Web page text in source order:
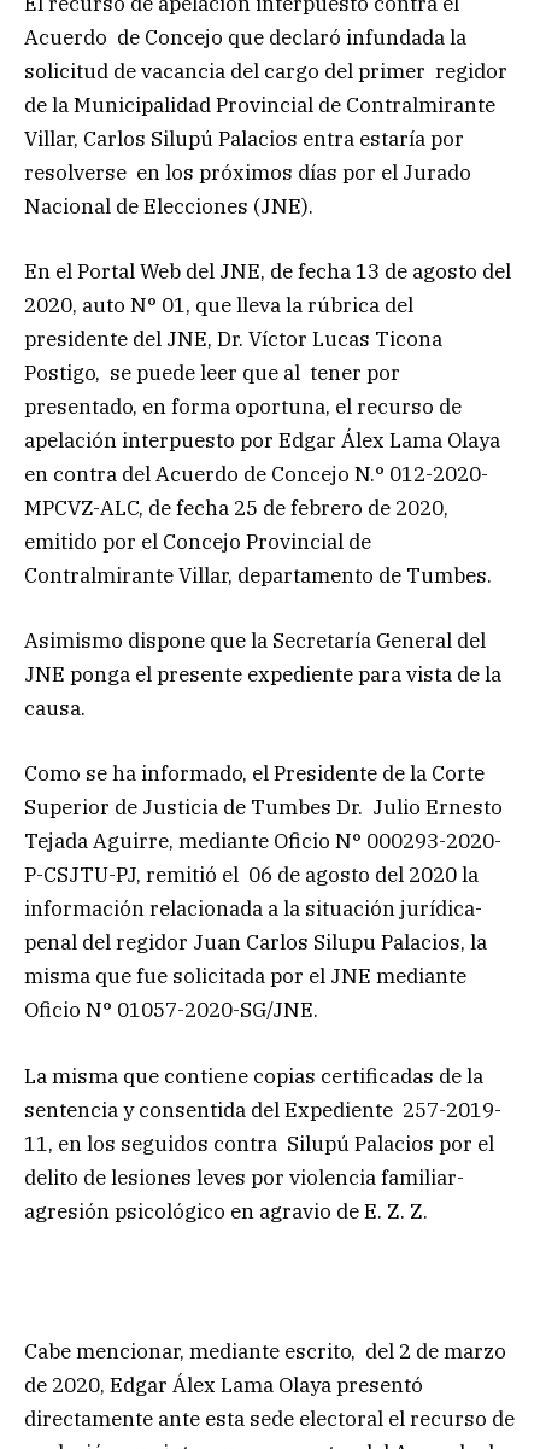
Acuerdo de Concejo que declaró infundada la
solicitud de vacancia del cargo del primer regidor
de la Municipalidad Provincial de Contralmirante
Villar, Carlos Silupú Palacios entra estaría por
resolverse en los próximos días por el Jurado
Nacional de Elecciones (JNE).
En el Portal Web del JNE, de fecha 13 de agosto del
2020, auto N° 01, que lleva la rúbrica del
presidente del JNE, Dr. Víctor Lucas Ticona
Postigo, se puede leer que al tener por
presentado, en forma oportuna, el recurso de
apelación interpuesto por Edgar Álex Lama Olaya
en contra del Acuerdo de Concejo N.° 012-2020-
MPCVZ-ALC, de fecha 25 de febrero de 2020,
emitido por el Concejo Provincial de
Contralmirante Villar, departamento de Tumbes.
Asimismo dispone que la Secretaría General del
JNE ponga el presente expediente para vista de la
causa.
Como se ha informado, el Presidente de la Corte
Superior de Justicia de Tumbes Dr. Julio Ernesto
Tejada Aguirre, mediante Oficio N° 000293-2020-
P-CSJTU-PJ, remitió el 06 de agosto del 2020 la
información relacionada a la situación jurídica-
penal del regidor Juan Carlos Silupu Palacios, la
misma que fue solicitada por el JNE mediante
Oficio N° 01057-2020-SG/JNE.
La misma que contiene copias certificadas de la
sentencia y consentida del Expediente 257-2019-
11, en los seguidos contra Silupú Palacios por el
delito de lesiones leves por violencia familiar-
agresión psicológico en agravio de E. Z. Z.
Cabe mencionar, mediante escrito, del 2 de marzo
de 2020, Edgar Álex Lama Olaya presentó
directamente ante esta sede electoral el recurso de